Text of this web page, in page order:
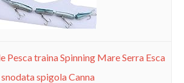
Pesca traina Spinning Mare Serra Esca
snodata spigola Canna